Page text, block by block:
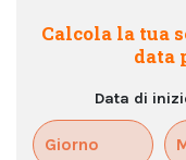
Calcola la tua
data
Data di